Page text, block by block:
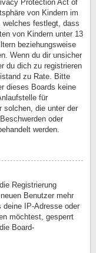
Protection Act of
von Kindern im
welches festlegt, dass
von Kindern unter 13
beziehungsweise
Wenn du dir unsicher
du dich zu registrieren
zu Rate. Bitte
dieses Boards keine
für
solchen, die unter der
oder
werden.
Registrierung
Benutzer mehr
IP-Adresse oder
möchtest, gesperrt
Board-